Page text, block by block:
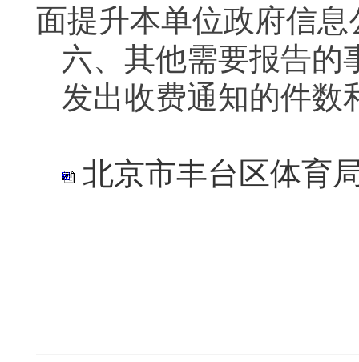
面提升本单位政府信
六、其他需要报告的
发出收费通知的件数
北京市丰台区体育